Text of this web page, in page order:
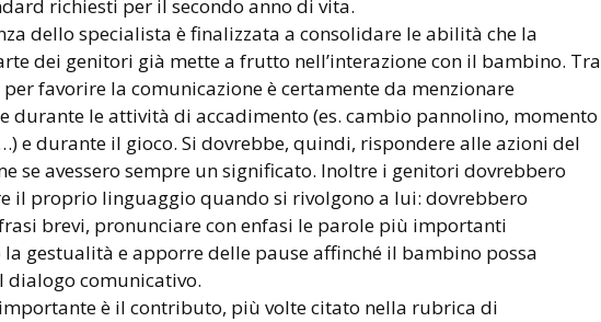
richiesti per il secondo anno di vita.
dello specialista è finalizzata a consolidare le abilità che la
dei genitori già mette a frutto nell’interazione con il bambino. Tra
favorire la comunicazione è certamente da menzionare
durante le attività di accadimento (es. cambio pannolino, momento
e durante il gioco. Si dovrebbe, quindi, rispondere alle azioni del
se avessero sempre un significato. Inoltre i genitori dovrebbero
il proprio linguaggio quando si rivolgono a lui: dovrebbero
brevi, pronunciare con enfasi le parole più importanti
gestualità e apporre delle pause affinché il bambino possa
dialogo comunicativo.
è il contributo, più volte citato nella rubrica di